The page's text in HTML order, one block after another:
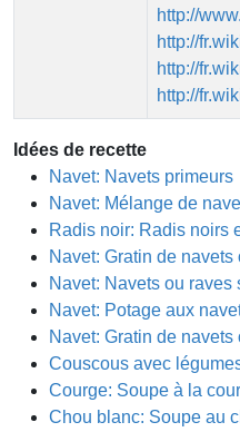
http://
http://
http://
http://
Idées de recette
Navet: Navets primeurs
Navet: Mélange de
Radis noir: Radis noirs
Navet: Gratin de navets
Navet: Navets ou raves
Navet: Potage aux
Navet: Gratin de navets
Couscous avec
Courge: Soupe à la
Chou blanc: Soupe au